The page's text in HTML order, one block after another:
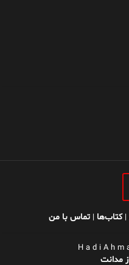
|کتاب‌ها |تماس با من
H a d i A h m
مدانت